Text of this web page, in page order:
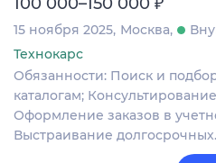
15 ноября 2025 Москва
Технокарс
Обязанности: Поиск и
каталогам;
Оформление заказов в
Выстраивание